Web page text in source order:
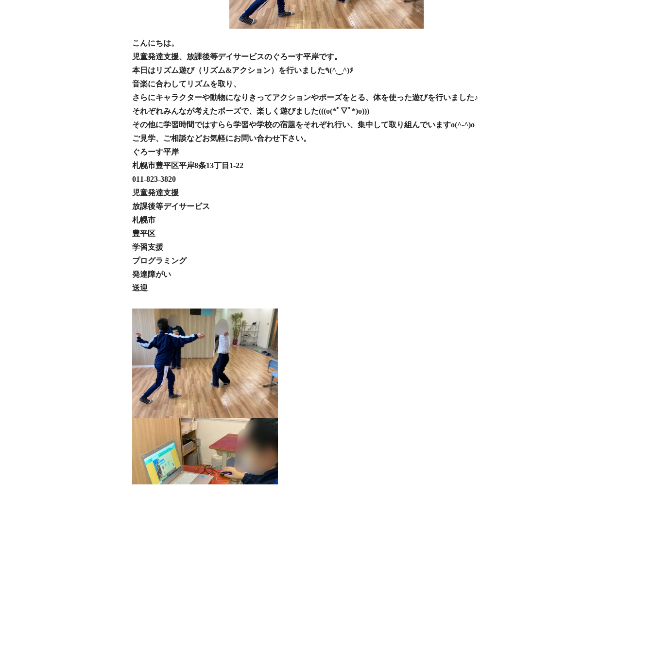
こんにちは。
児童発達支援、放課後等デイサービスのぐろーす平岸です。
本日はリズム遊び（リズム&アクション）を行いました٩(^‿^)۶
音楽に合わしてリズムを取り、
さらにキャラクターや動物になりきってアクションやポーズをとる、体を使った遊びを行いました♪
それぞれみんなが考えたポーズで、楽しく遊びました(((o(*ﾟ▽ﾟ*)o)))
その他に学習時間ではすらら学習や学校の宿題をそれぞれ行い、集中して取り組んでいますo(^-^)o
ご見学、ご相談などお気軽にお問い合わせ下さい。
ぐろーす平岸
札幌市豊平区平岸8条13丁目1-22
011-823-3820
児童発達支援
放課後等デイサービス
札幌市
豊平区
学習支援
プログラミング
発達障がい
送迎